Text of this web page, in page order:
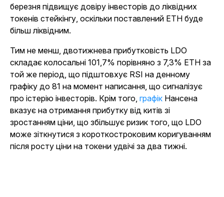
березня підвищує довіру інвесторів до ліквідних
токенів стейкінгу, оскільки поставлений ETH буде
більш ліквідним.
Тим не менш, двотижнева прибутковість LDO
складає колосальні 101,7% порівняно з 7,3% ETH за
той же період, що підштовхує RSI на денному
графіку до 81 на момент написання, що сигналізує
про істерію інвесторів. Крім того, графік Нансена
вказує на отримання прибутку від китів зі
зростанням ціни, що збільшує ризик того, що LDO
може зіткнутися з короткостроковим коригуванням
після росту ціни на токени удвічі за два тижні.